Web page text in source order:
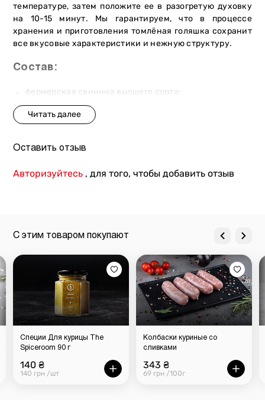
температуре, затем положите ее в разогретую духовку
на 10-15 минут. Мы гарантируем, что в процессе
хранения и приготовления томлёная голяшка сохранит
все вкусовые характеристики и нежную структуру.
Состав:
фермерская свинина высшего сорта;
медово-горчичный соус (соевые бобы, мед,
растительное масло, сахар, вода, чеснок, сухая
из фермерской свинины в медово-
горчичном соусе от «Мястории»:
нежное и горячее блюдо за 15 мин.
«Мястория» готовит блюда только из свежего мяса
высочайшего качества. Мы получаем свинину для
томлёной голяшки в медово-горчичном соусе от
проверенных фермерских хозяйств, где животным
предоставляют исключительно натуральное питание и
тщательный уход. Мясо регулярно проходит проверку на
соответствие самым высоким стандартам качества.
фермерской свинины в медово-горчичном соусе от
Оставить отзыв
Авторизуйтесь , для того, чтобы добавить отзыв
С этим товаром покупают
Специи Для курицы The
Spiceroom 90 г
140 ₴
140 грн /шт
Колбаски куриные со
сливками
343 ₴
69 грн /100г